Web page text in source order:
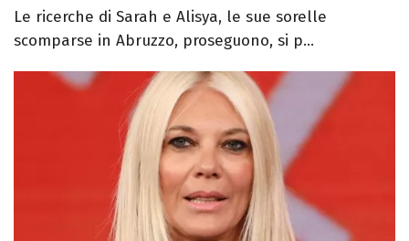
Le ricerche di Sarah e Alisya, le sue sorelle
scomparse in Abruzzo, proseguono, si p...